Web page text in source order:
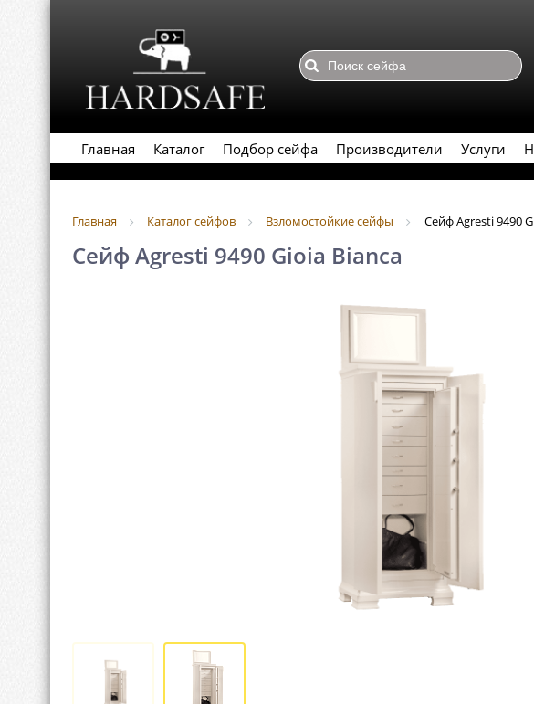
Главная Каталог Подбор сейфа Производители Услуги
Главная Каталог сейфов Взломостойкие сейфы Сейф Agresti 9490
Сейф Agresti 9490 Gioia Bianca